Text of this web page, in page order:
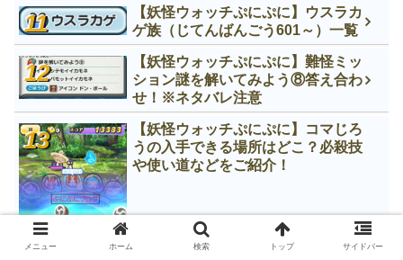
【妖怪ウォッチぷにぷに】ウスラカ
ゲ族（じてんばんごう601～）一覧
【妖怪ウォッチぷにぷに】難怪ミッ
ション謎を解いてみよう⑧答え合わ
せ！※ネタバレ注意
【妖怪ウォッチぷにぷに】コマじろ
うの入手できる場所はどこ？必殺技
や使い道などをご紹介！
メニュー ホーム 検索 トップ サイドバー